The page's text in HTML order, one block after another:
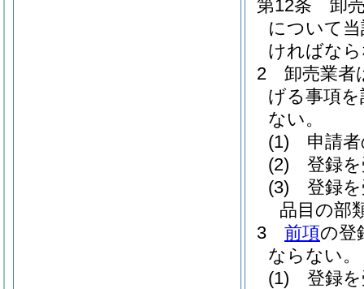
第12条
卸
について
ければな
2
卸売業者
げる事項
ない。
(1)
申請
(2)
登録
(3)
登録
品目の部
3
前項の登
ならない。
(1)
登録